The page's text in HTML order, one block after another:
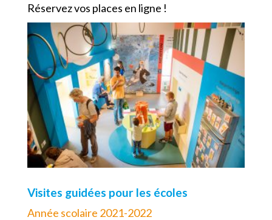
Réservez vos places en ligne !
Visites guidées pour les écoles
Année scolaire 2021-2022